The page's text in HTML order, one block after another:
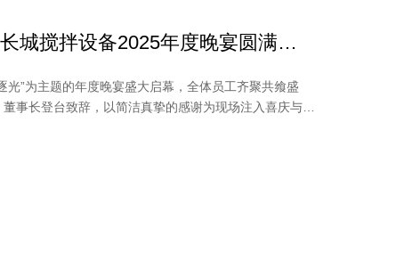
城搅拌设备2025年度晚宴圆满落
光”为主题的年度晚宴盛大启幕，全体员工齐聚共飨盛
事长登台致辞，以简洁真挚的感谢为现场注入喜庆与奋